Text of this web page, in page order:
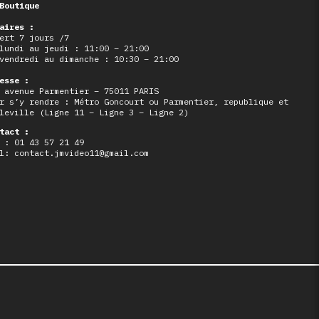
:
7 jours /7
lundi au jeudi : 11:00 – 21:00
au dimanche : 10:30 – 21:00
:
avenue Parmentier – 75011 PARIS
s’y rendre : Métro Goncourt ou Parmentier, republique et
(Ligne 11 – Ligne 3 – Ligne 2)
:
: 01 43 57 21 49
contact.jmvideo11@gmail.com